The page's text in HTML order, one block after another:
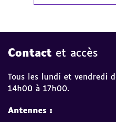
Contact et accès
Tous les lundi et vendredi
14h00 à 17h00.
Antennes :